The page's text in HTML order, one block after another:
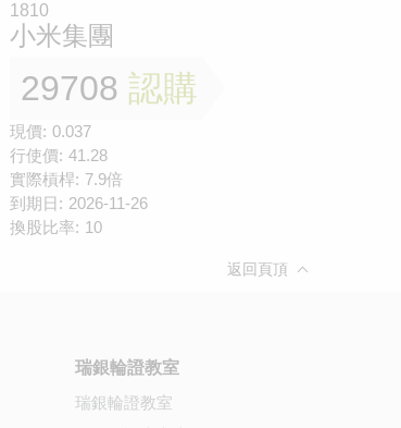
1810
小米集團
29708 認購
現價: 0.037
行使價: 41.28
實際槓桿: 7.9倍
到期日: 2026-11-26
換股比率: 10
返回頁頂
瑞銀輪證教室
瑞銀輪證教室